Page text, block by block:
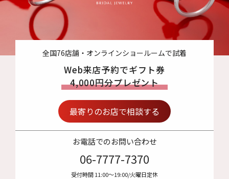
全国76店舗・オンラインショールームで試着
Web来店予約でギフト券
4,000円分プレゼント
最寄りのお店で相談する
お電話でのお問い合わせ
06-7777-7370
受付時間 11:00〜19:00/火曜日定休